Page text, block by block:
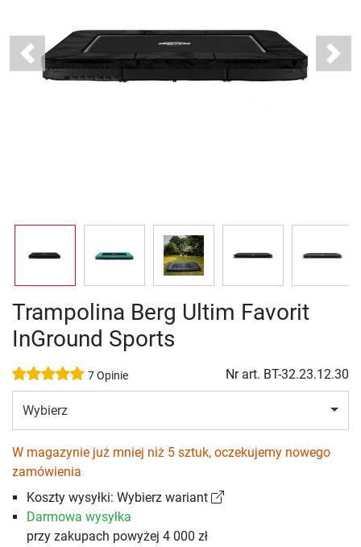
Previous Next
Trampolina Berg Ultim Favorit
InGround Sports
7 Opinie Nr art. BT-32.23.12.30
Wybierz
W magazynie już mniej niż 5 sztuk, oczekujemy nowego
zamówienia
Koszty wysyłki: Wybierz wariant
Darmowa wysyłka
przy zakupach powyżej 4 000 zł